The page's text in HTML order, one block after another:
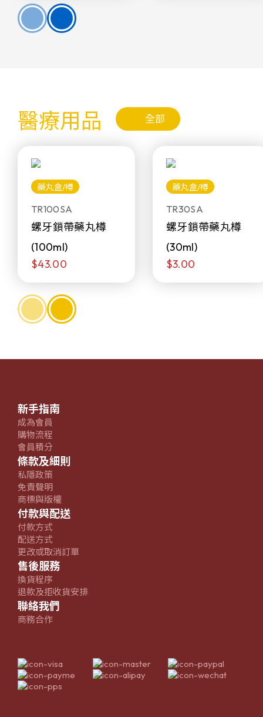
醫療用品 全部
藥丸盒/樽
TR100SA
螺牙鎖帶藥丸樽
(100ml)
$43.00
藥丸盒/樽
TR30SA
螺牙鎖帶藥丸樽
(30ml)
$3.00
新手指南
成為會員
購物流程
會員積分
條款及細則
私隱政策
免責聲明
商標與版權
付款與配送
付款方式
配送方式
更改或取消訂單
售後服務
換貨程序
退款及拒收貨安排
聯絡我們
商務合作